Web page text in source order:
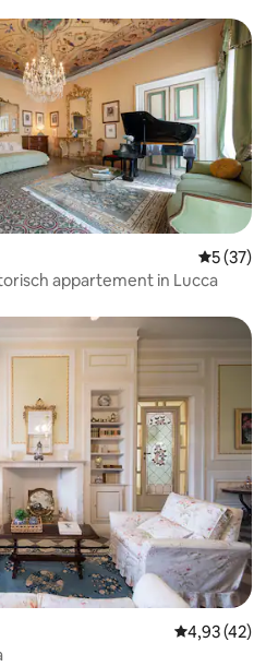
5 (37)
appartement in Lucca
Gemiddelde
4,93 (42)